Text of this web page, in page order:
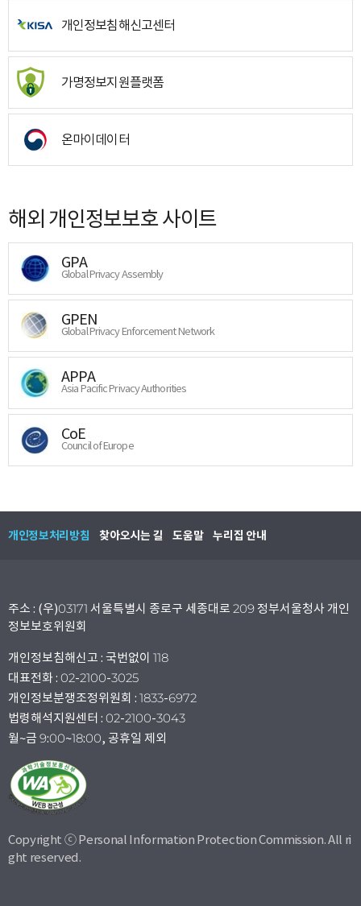
개인정보침해신고센터
가명정보지원플랫폼
온마이데이터
해외 개인정보보호 사이트
GPA
Global Privacy Assembly
GPEN
Global Privacy Enforcement Network
APPA
Asia Pacific Privacy Authorities
CoE
Council of Europe
개인정보처리방침 찾아오시는 길 도움말 누리집 안내
주소 : (우)03171 서울특별시 종로구 세종대로 209 정부서울청사 개인
정보보호위원회
개인정보침해신고 : 국번없이 118
대표전화 : 02-2100-3025
개인정보분쟁조정위원회 : 1833-6972
법령해석지원센터 : 02-2100-3043
월~금 9:00~18:00, 공휴일 제외
Copyright ⓒ Personal Information Protection Commission. All ri
ght reserved.